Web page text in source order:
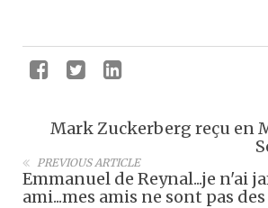
Mark Zuckerberg reçu en
PREVIOUS ARTICLE
Emmanuel de Reynal...je n'ai
ami...mes amis ne sont pas